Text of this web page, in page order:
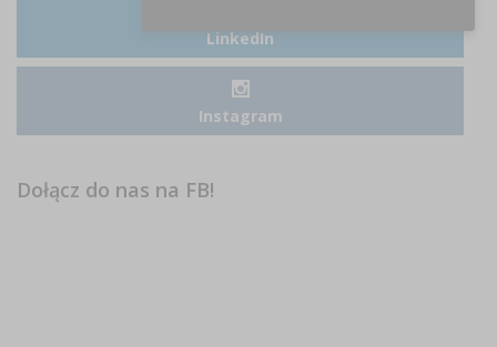
LinkedIn
Instagram
Dołącz do nas na FB!